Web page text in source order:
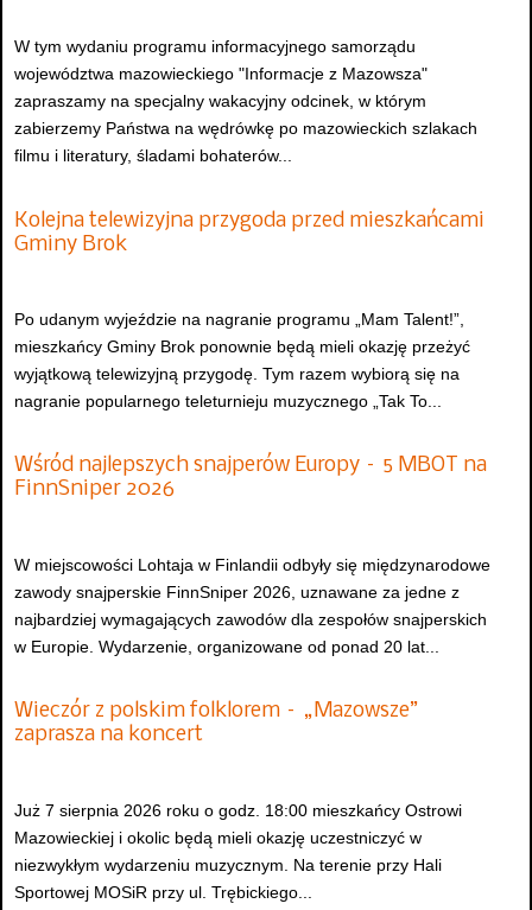
W tym wydaniu programu informacyjnego samorządu
województwa mazowieckiego "Informacje z Mazowsza"
zapraszamy na specjalny wakacyjny odcinek, w którym
zabierzemy Państwa na wędrówkę po mazowieckich szlakach
filmu i literatury, śladami bohaterów...
Kolejna telewizyjna przygoda przed mieszkańcami
Gminy Brok
Po udanym wyjeździe na nagranie programu „Mam Talent!”,
mieszkańcy Gminy Brok ponownie będą mieli okazję przeżyć
wyjątkową telewizyjną przygodę. Tym razem wybiorą się na
nagranie popularnego teleturnieju muzycznego „Tak To...
Wśród najlepszych snajperów Europy – 5 MBOT na
FinnSniper 2026
W miejscowości Lohtaja w Finlandii odbyły się międzynarodowe
zawody snajperskie FinnSniper 2026, uznawane za jedne z
najbardziej wymagających zawodów dla zespołów snajperskich
w Europie. Wydarzenie, organizowane od ponad 20 lat...
Wieczór z polskim folklorem – „Mazowsze”
zaprasza na koncert
Już 7 sierpnia 2026 roku o godz. 18:00 mieszkańcy Ostrowi
Mazowieckiej i okolic będą mieli okazję uczestniczyć w
niezwykłym wydarzeniu muzycznym. Na terenie przy Hali
Sportowej MOSiR przy ul. Trębickiego...